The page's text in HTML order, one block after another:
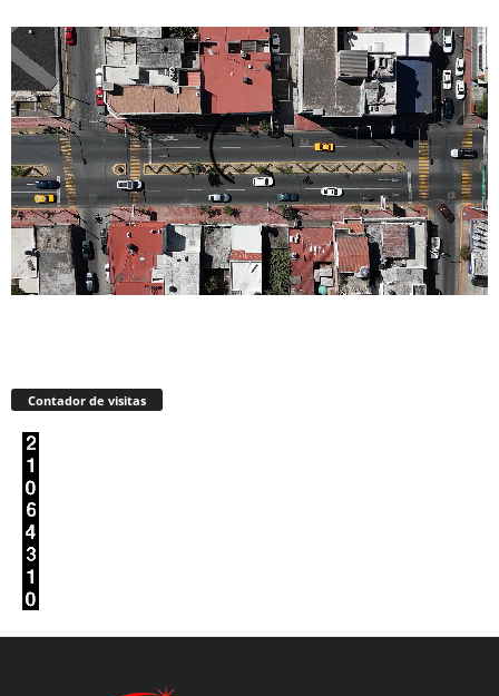
Contador de visitas